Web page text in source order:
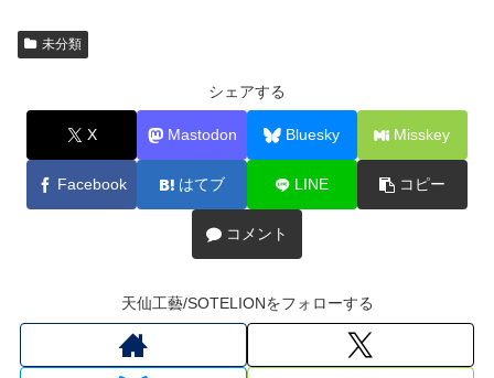
未分類
シェアする
X Mastodon Bluesky Misskey
Facebook はてブ LINE コピー
コメント
天仙工藝/SOTELIONをフォローする